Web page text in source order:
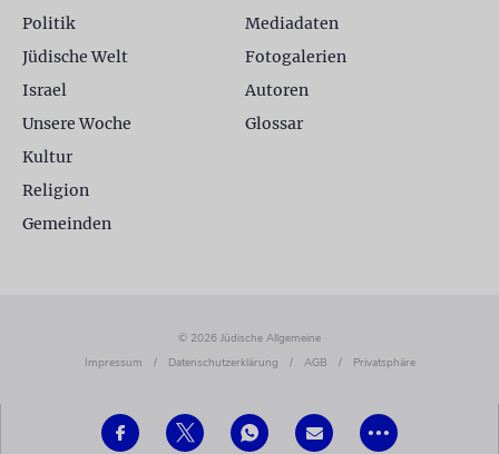
•••
Politik
Jüdische Welt
Israel
Unsere Woche
Kultur
Religion
Gemeinden
Mediadaten
Fotogalerien
Autoren
Glossar
© 2026 Jüdische Allgemeine
Impressum
/ Datenschutzerklärung / AGB / Privatsphäre